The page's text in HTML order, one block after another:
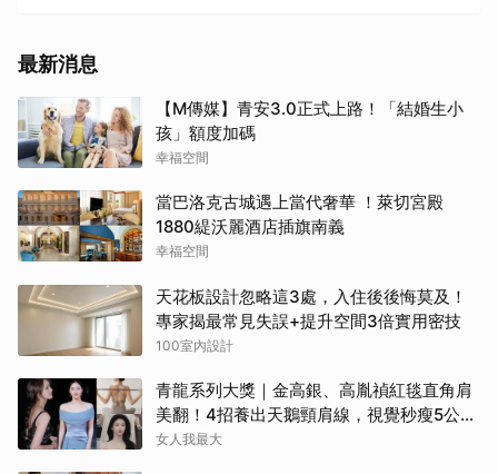
最新消息
【M傳媒】青安3.0正式上路！「結婚生小
孩」額度加碼
幸福空間
當巴洛克古城遇上當代奢華 ！萊切宮殿
1880緹沃麗酒店插旗南義
幸福空間
天花板設計忽略這3處，入住後後悔莫及！
專家揭最常見失誤+提升空間3倍實用密技
100室內設計
青龍系列大獎｜金高銀、高胤禎紅毯直角肩
美翻！4招養出天鵝頸肩線，視覺秒瘦5公
斤！
女人我最大